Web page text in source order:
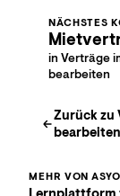
NÄCHSTES
in Verträge
bearbeiten
Zurück zu
bearbeiten
MEHR VON